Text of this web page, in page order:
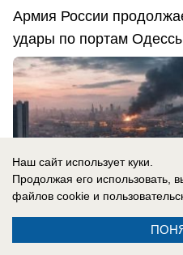
Армия России
удары по портам
Наш сайт использует куки.
Продолжая его использовать,
файлов cookie и